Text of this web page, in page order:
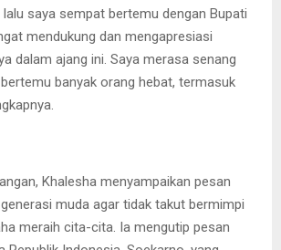
lalu saya sempat bertemu dengan Bupati
mendukung dan mengapresiasi
dalam ajang ini. Saya merasa senang
banyak orang hebat, termasuk
Khalesha menyampaikan pesan
muda agar tidak takut bermimpi
meraih cita-cita. Ia mengutip pesan